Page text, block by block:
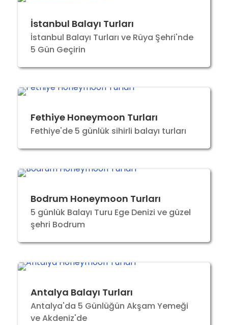
İstanbul Balayı Turları
İstanbul Balayı Turları ve Rüya Şehri'nde
5 Gün Geçirin
Fethiye Honeymoon Turları
Fethiye'de 5 günlük sihirli balayı turları
Bodrum Honeymoon Turları
5 günlük Balayı Turu Ege Denizi ve güzel
şehri Bodrum
Antalya Balayı Turları
Antalya'da 5 Günlüğün Akşam Yemeği
ve Akdeniz'de